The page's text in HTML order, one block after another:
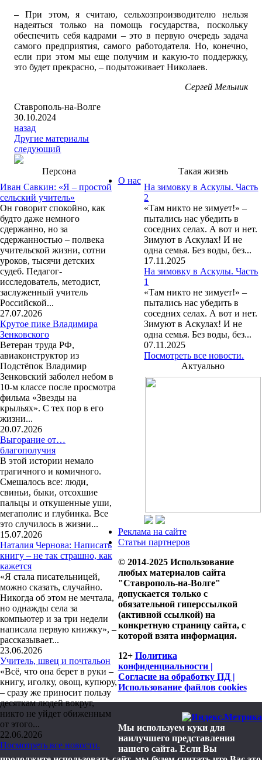
– При этом, я считаю, сельхозпроизводителю нельзя
надеяться только на помощь государства, поскольку
обеспечить себя кадрами – это в первую очередь задача
самого предприятия, самого работодателя. Но, конечно,
если при этом мы еще получим и какую-то поддержку,
это будет прекрасно, – подытоживает Николаев.
Сергей Мельник
Ставрополь-на-Волге
30.10.2024
назад
Другие материалы
следующий
Персона
Иван Савкин: «Я – простой
сельский учитель»
Он говорит спокойно, как
будто даже немного
сдержанно, но за
сдержанностью – полвека
учительской жизни, сотни
уроков, тысячи детских
судеб. Педагог-
исследователь, методист,
заслуженный учитель
Российской...
27.07.2026
Крутое пике Владимира
Зенковского
Ветеран труда РФ,
авиаконструктор из
Подстёпок Владимир
Зенковский заболел небом в
10-м классе после просмотра
фильма «Звезды на
крыльях». С тех пор в его
жизни...
20.07.2026
Выгорание от…
благополучия
В этой истории немало
трагичного и комичного.
Смешалось все: люди,
свиньи, быки, отсохшие
пальцы и откушенные уши,
мегаполис и глубинка. Все
это случилось в жизни...
15.07.2026
Наталия Чернова: Написать
книгу – не так страшно, как
кажется
«Я стала писательницей,
можно сказать, случайно.
Никогда об этом не мечтала,
но однажды села за
компьютер и за три недели
написала первую книжку», –
рассказывает...
23.06.2026
Учитель, швец и почтальон
«Всё, что она берет в руки –
книгу, иголку, овощ, купюру,
– сразу же приносит пользу
десяткам людей вокруг,
никто не уйдет обиженным
от этого...
22.06.2026
Посмотреть все новости.
Такая жизнь
На зимовку в Аскулы. Часть
2
«Там никто не зимует!» –
пытались нас убедить в
соседних селах. А вот и нет.
Зимуют в Аскулах! И не
одна семья. Без воды, без...
17.11.2025
На зимовку в Аскулы. Часть
1
«Там никто не зимует!» –
пытались нас убедить в
соседних селах. А вот и нет.
Зимуют в Аскулах! И не
одна семья. Без воды, без...
07.11.2025
Посмотреть все новости.
Актуально
О нас
Реклама на сайте
Статьи партнеров
© 2014-2025 Использование
любых материалов сайта
"Ставрополь-на-Волге"
допускается только с
обязательной гиперссылкой
(активной ссылкой) на
конкретную страницу сайта, с
которой взята информация.
12+ Политика
конфиденциальности |
Согласие на обработку ПД |
Использование файлов cookies
Мы используем куки для
наилучшего представления
нашего сайта. Если Вы